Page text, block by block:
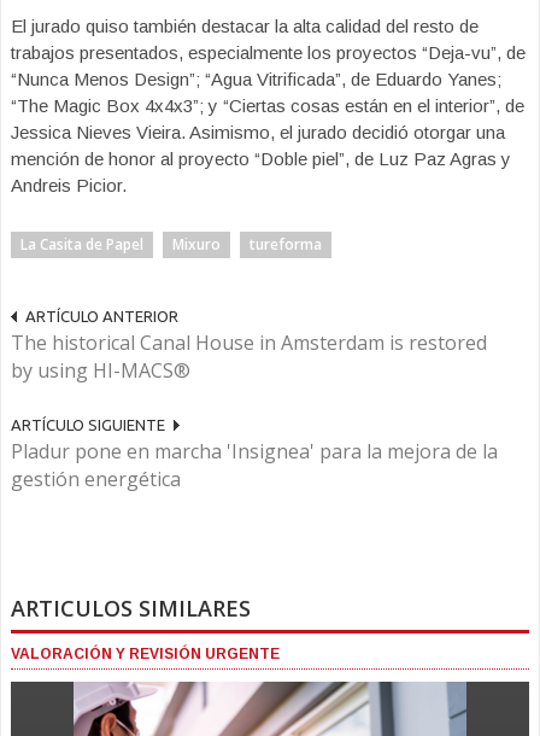
El jurado quiso también destacar la alta calidad del resto de
trabajos presentados, especialmente los proyectos “Deja-vu”, de
“Nunca Menos Design”; “Agua Vitrificada”, de Eduardo Yanes;
“The Magic Box 4x4x3”; y “Ciertas cosas están en el interior”, de
Jessica Nieves Vieira. Asimismo, el jurado decidió otorgar una
mención de honor al proyecto “Doble piel”, de Luz Paz Agras y
Andreis Picior.
La Casita de Papel Mixuro tureforma
ARTÍCULO ANTERIOR
The historical Canal House in Amsterdam is restored
by using HI-MACS®
ARTÍCULO SIGUIENTE
Pladur pone en marcha 'Insignea' para la mejora de la
gestión energética
ARTICULOS SIMILARES
VALORACIÓN Y REVISIÓN URGENTE